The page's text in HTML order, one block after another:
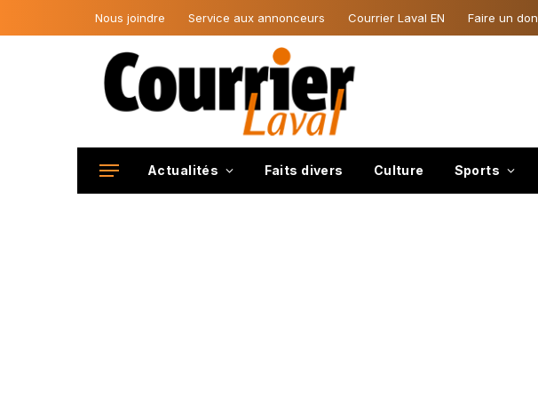
Nous joindre Service aux annonceurs Courrier Laval EN Faire un don
Actualités Faits divers Culture Sports